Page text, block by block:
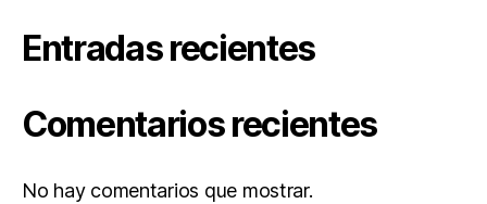
Entradas recientes
Comentarios recientes
No hay comentarios que mostrar.